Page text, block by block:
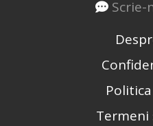
Scrie-
Termeni